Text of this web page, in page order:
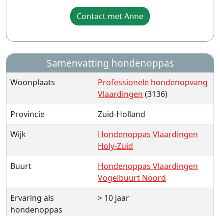
Contact met Anne
Samenvatting hondenoppas
Woonplaats
Professionele hondenopvang
Vlaardingen (3136)
Provincie
Zuid-Holland
Wijk
Hondenoppas Vlaardingen
Holy-Zuid
Buurt
Hondenoppas Vlaardingen
Vogelbuurt Noord
Ervaring als
hondenoppas
> 10 jaar